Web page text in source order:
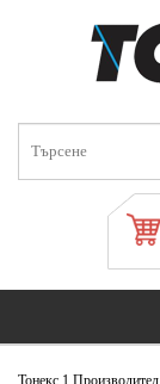
Тонекс 1 Производител